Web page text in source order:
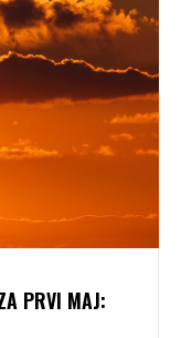
PRVI MAJ: